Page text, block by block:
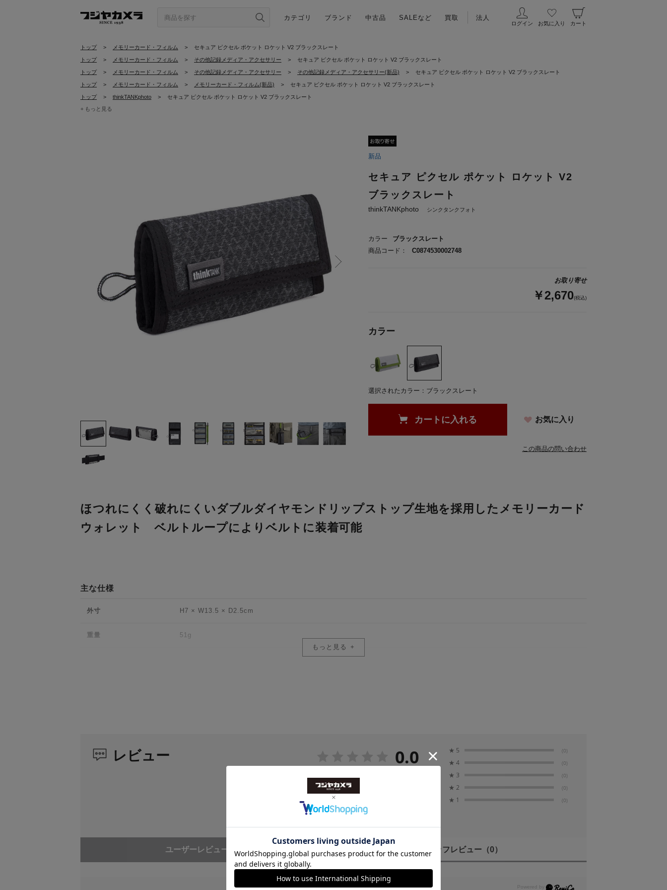
カテゴリ ブランド 中古品 SALEなど 買取 法人
ログイン お気に入り カート
トップ > メモリーカード・フィルム > セキュア ピクセル ポケット ロケット V2 ブラックスレート
トップ > メモリーカード・フィルム > その他記録メディア・アクセサリー > セキュア ピクセル ポケット ロケット V2 ブラックスレート
トップ > メモリーカード・フィルム > その他記録メディア・アクセサリー > その他記録メディア・アクセサリー(新品) > セキュア ピクセル ポケット ロケット V2 ブラックスレート
トップ > メモリーカード・フィルム > メモリーカード・フィルム(新品) > セキュア ピクセル ポケット ロケット V2 ブラックスレート
トップ > thinkTANKphoto >
セキュア ピクセル ポケット ロケット V2 ブラックスレート
+ もっと見る
新品
セキュア ピクセル ポケット ロケット V2
ブラックスレート
thinkTANKphoto シンクタンクフォト
お取り寄せ
￥2,670(税込)
商品コード： C0874530002748
カラー ブラックスレート
カートに入れる お気に入り
この商品の問い合わせ
カラー
選択されたカラー：ブラックスレート
ほつれにくく破れにくいダブルダイヤモンドリップストップ生地を採用したメモリーカード
ウォレット ベルトループによりベルトに装着可能
主な仕様
外寸 H7 × W13.5 × D2.5cm
重量 51g
もっと見る
レビュー 0.0
レビュー件数：
★ 5 (0)
★ 4 (0)
★ 3 (0)
★ 2 (0)
★ 1 (0)
ユーザーレビュー （0） スタッフレビュー （0）